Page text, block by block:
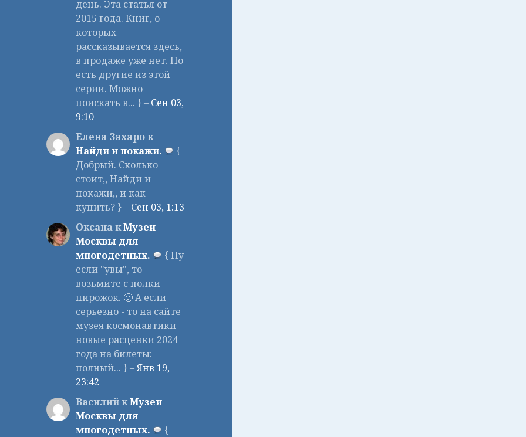
день. Эта статья от
2015 года. Книг, о
которых
рассказывается здесь,
в продаже уже нет. Но
есть другие из этой
серии. Можно
поискать в... } – Сен 03,
9:10
Елена Захаро к
Найди и покажи.
{
Добрый. Сколько
стоит,, Найди и
покажи,, и как
купить? } – Сен 03, 1:13
Оксана кМузеи
Москвы для
многодетных.
{ Ну
если "увы", то
возьмите с полки
пирожок. 🙂 А если
серьезно - то на сайте
музея космонавтики
новые расценки 2024
года на билеты:
полный... } –Янв 19,
23:42
Василий кМузеи
Москвы для
многодетных.
{